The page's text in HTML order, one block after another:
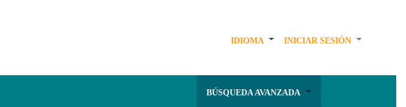
IDIOMA INICIAR SESIÓN
BÚSQUEDA AVANZADA